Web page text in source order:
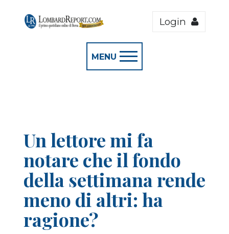
Login
MENU
Un lettore mi fa
notare che il fondo
della settimana rende
meno di altri: ha
ragione?